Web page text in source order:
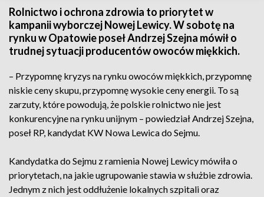
Rolnictwo i ochrona zdrowia to priorytet w
kampanii wyborczej Nowej Lewicy. W sobotę na
rynku w Opatowie poseł Andrzej Szejna mówił o
trudnej sytuacji producentów owoców miękkich.
– Przypomnę kryzys na rynku owoców miękkich, przypomnę
niskie ceny skupu, przypomnę wysokie ceny energii. To są
zarzuty, które powodują, że polskie rolnictwo nie jest
konkurencyjne na rynku unijnym – powiedział Andrzej Szejna,
poseł RP, kandydat KW Nowa Lewica do Sejmu.
Kandydatka do Sejmu z ramienia Nowej Lewicy mówiła o
priorytetach, na jakie ugrupowanie stawia w służbie zdrowia.
Jednym z nich jest oddłużenie lokalnych szpitali oraz